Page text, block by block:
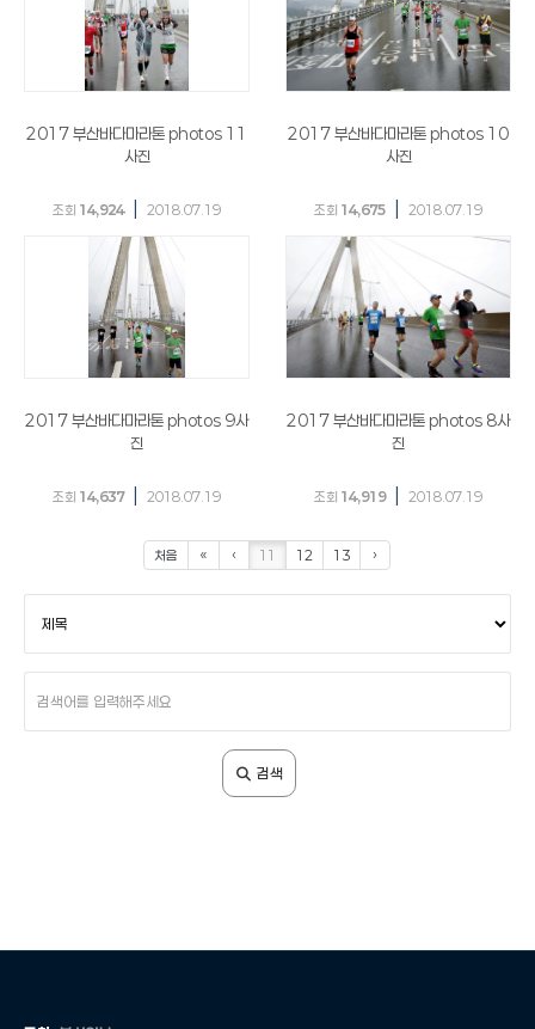
2017 부산바다마라톤 photos 11
사진
조회 14,924 2018.07.19
2017 부산바다마라톤 photos 10
사진
조회 14,675 2018.07.19
2017 부산바다마라톤 photos 9사
진
조회 14,637 2018.07.19
2017 부산바다마라톤 photos 8사
진
조회 14,919 2018.07.19
처음 « ‹ 11 12 13 ›
조
어
력
검색